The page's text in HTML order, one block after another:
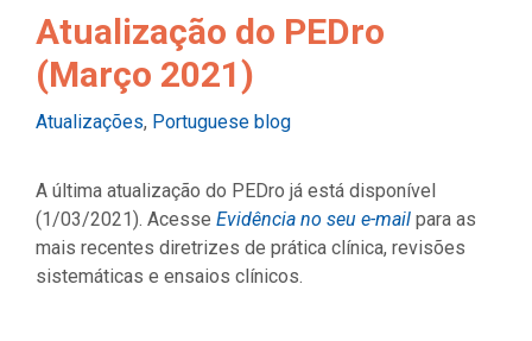
Atualização do PEDro
(Março 2021)
Categories
Atualizações, Portuguese blog
A última atualização do PEDro já está disponível
(1/03/2021). Acesse Evidência no seu e-mail para as
mais recentes diretrizes de prática clínica, revisões
sistemáticas e ensaios clínicos.